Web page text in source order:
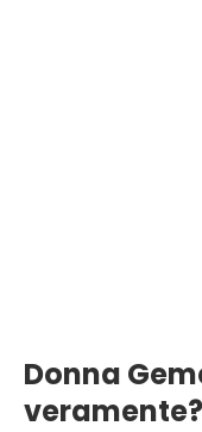
Donna
veramente?